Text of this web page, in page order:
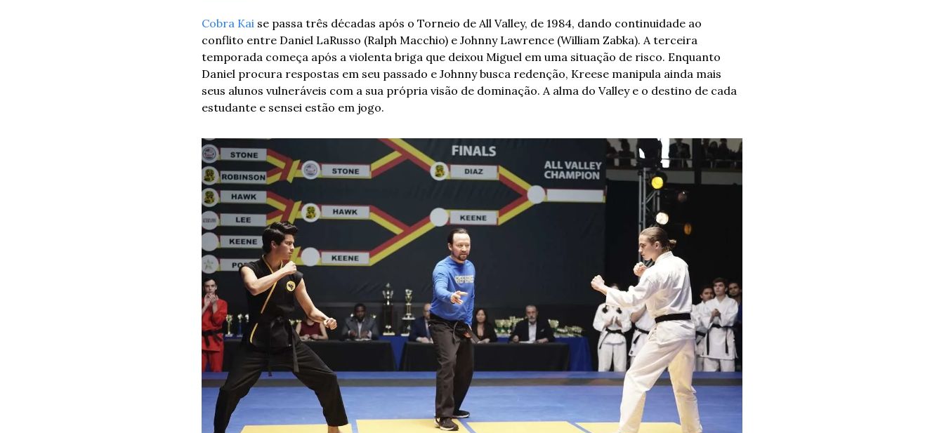
Cobra Kai se passa três décadas após o Torneio de All Valley, de 1984, dando continuidade ao
conflito entre Daniel LaRusso (Ralph Macchio) e Johnny Lawrence (William Zabka). A terceira
temporada começa após a violenta briga que deixou Miguel em uma situação de risco. Enquanto
Daniel procura respostas em seu passado e Johnny busca redenção, Kreese manipula ainda mais
seus alunos vulneráveis ​​com a sua própria visão de dominação. A alma do Valley e o destino de cada
estudante e sensei estão em jogo.